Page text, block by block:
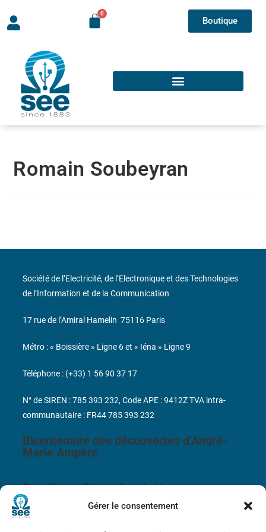
Gérer le consentement
Boutique
Romain Soubeyran
Bicentenaire des découvertes d’André-
Marie Ampère
Conditions Générales de Vente
Société de l’Electricité, de l’Electronique et des Technologies
de l’Information et de la Communication
17 rue de l’Amiral Hamelin 75116 Paris
Métro : « Boissière » Ligne 6 et « Iéna » Ligne 9
Téléphone : (+33) 1 56 90 37 17
N° de SIREN : 785 393 232, Code APE : 9412Z TVA intra-
communautaire : FR44 785 393 232